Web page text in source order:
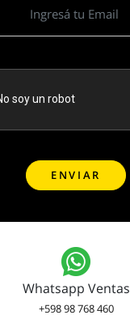
Whatsapp Ventas
+598 98 768 460